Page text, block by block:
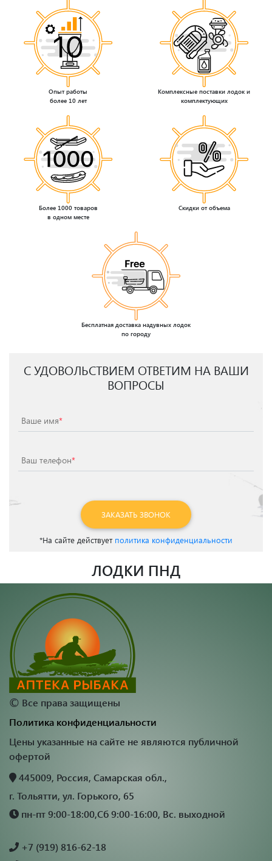
Опыт работы
более 10 лет
Комплексные поставки лодок и
комплектующих
Более 1000 товаров
в одном месте
Скидки от объема
Бесплатная доставка надувных лодок
по городу
С УДОВОЛЬСТВИЕМ ОТВЕТИМ НА ВАШИ
ВОПРОСЫ
Ваше имя*
Ваш телефон*
ЗАКАЗАТЬ ЗВОНОК
*На сайте действует политика конфиденциальности
ЛОДКИ ПНД
© Все права защищены
Политика конфиденциальности
Цены указанные на сайте не являются публичной
офертой
445009, Россия, Самарская обл.,
г. Тольятти, ул. Горького, 65
пн-пт 9:00-18:00,Сб 9:00-16:00, Вс. выходной
+7 (919) 816-62-18